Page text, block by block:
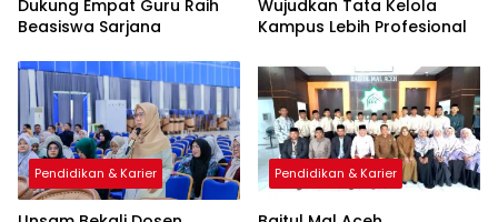
Dukung Empat Guru Raih
Beasiswa Sarjana
Wujudkan Tata Kelola
Kampus Lebih Profesional
Pendidikan & Karier Pendidikan & Karier